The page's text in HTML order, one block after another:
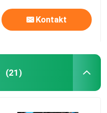
Kontakt
(21)